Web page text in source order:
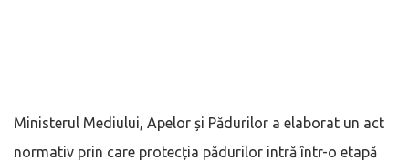
Ministerul Mediului, Apelor și Pădurilor a elaborat un act
normativ prin care protecția pădurilor intră într-o etapă